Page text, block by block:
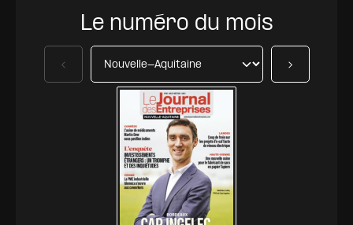
Le numéro du mois
Précédent Suivant